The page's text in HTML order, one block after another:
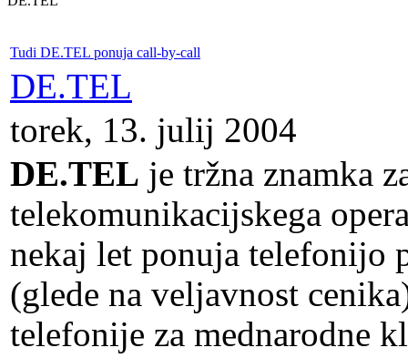
Tudi DE.TEL ponuja call-by-call
DE.TEL
torek, 13. julij 2004
DE.TEL je tržna znamka
telekomunikacijskega
nekaj let ponuja telefonijo
(glede na veljavnost
telefonije za mednarodne